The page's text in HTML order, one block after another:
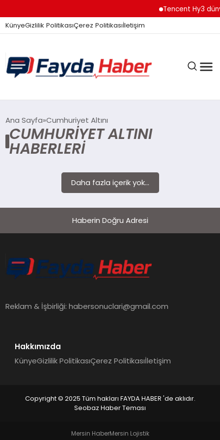
Tencent Hy3
KünyeGizlilik PolitikasıÇerez Politikasıİletişim
GÜNDEM
SPOR
SIYASET
MAGAZIN
Ana Sayfa Cumhuriyet Altını
CUMHURIYET ALTINI
HABERLERI
Daha fazla içerik yok...
Haberin Doğru Adresi
Reklam & İşbirliği:habersonuclari@gmail.com
Hakkımızda
KünyeGizlilik PolitikasıÇerez Politikasıİletişim
Copyright © 2025 Tüm hakları FAYDA HABER 'de aklıdır.
Seobaz Haber Teması
Mersin HaberMersin Lojistik